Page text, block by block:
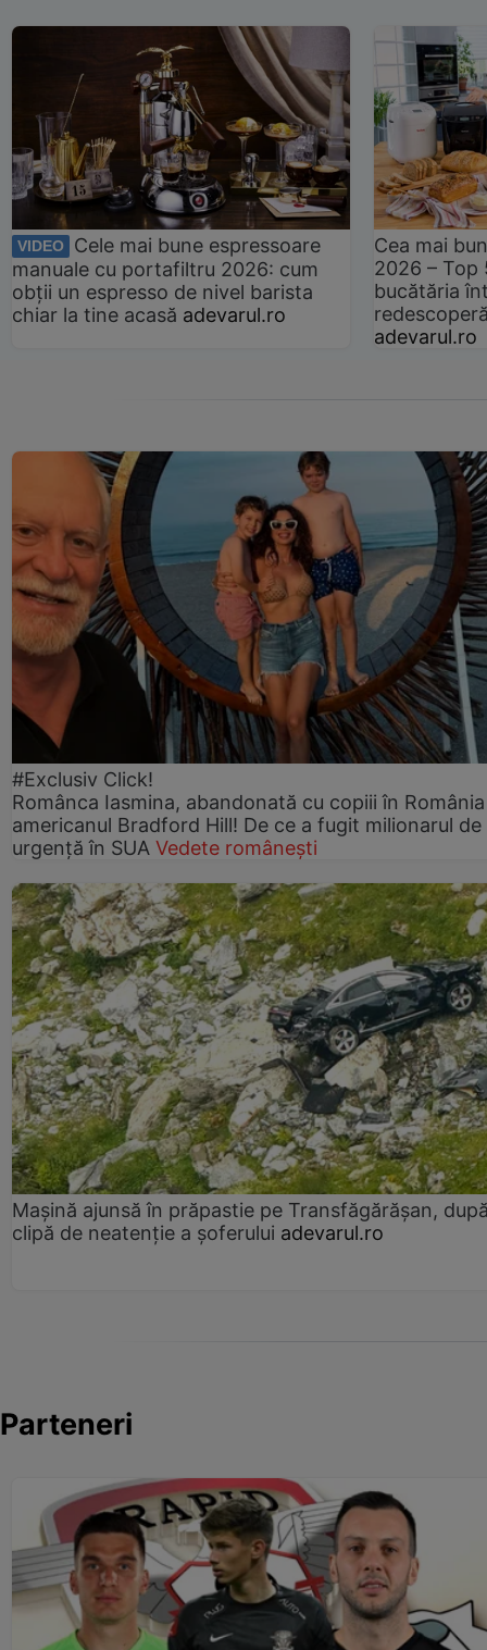
VIDEO
Cele mai bune espressoare
manuale cu portafiltru 2026: cum
obții un espresso de nivel barista
chiar la tine acasă adevarul.ro
Cea mai
2026 –
bucătăria
adevarul.ro
#Exclusiv Click!
Românca Iasmina, abandonată cu copiii în
americanul Bradford Hill! De ce a fugit milionarul de
urgență în SUA Vedete românești
Mașină ajunsă în prăpastie pe Transfăgărășan,
clipă de neatenție a șoferului adevarul.ro
Parteneri